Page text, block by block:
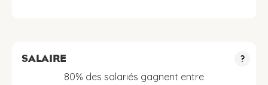
SALAIRE ?
80% des salariés gagnent entre